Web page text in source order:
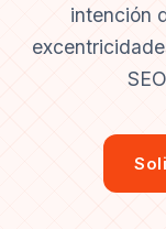
intención